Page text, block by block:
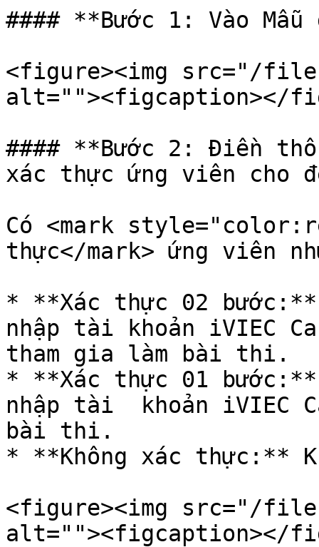
#### **Bước 1: Vào
<figure><img src="/
alt=""><figcaption></
#### **Bước 2: Điền
xác thực ứng viên cho
Có <mark
thực</mark> ứng viên
* **Xác thực 02 bước:**
nhập tài khoản iVIEC
tham gia làm bài thi.
* **Xác thực 01 bước:**
nhập tài  khoản iVIEC
bài thi.
* **Không xác thực:**
<figure><img src="/files/
alt=""><figcaption></